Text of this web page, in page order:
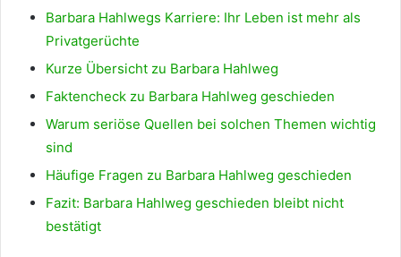
Barbara Hahlwegs Karriere: Ihr Leben ist mehr als
Privatgerüchte
Kurze Übersicht zu Barbara Hahlweg
Faktencheck zu Barbara Hahlweg geschieden
Warum seriöse Quellen bei solchen Themen wichtig
sind
Häufige Fragen zu Barbara Hahlweg geschieden
Fazit: Barbara Hahlweg geschieden bleibt nicht
bestätigt